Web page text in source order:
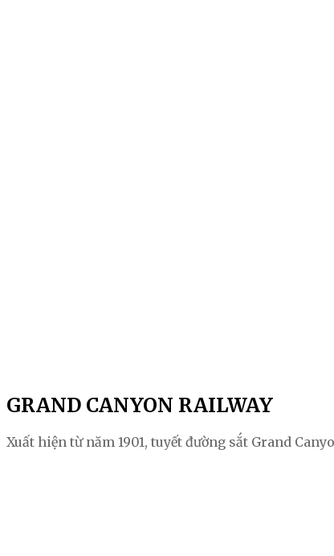
GRAND CANYON RAILWAY
Xuất hiện từ năm 1901, tuyết đường sắt Grand